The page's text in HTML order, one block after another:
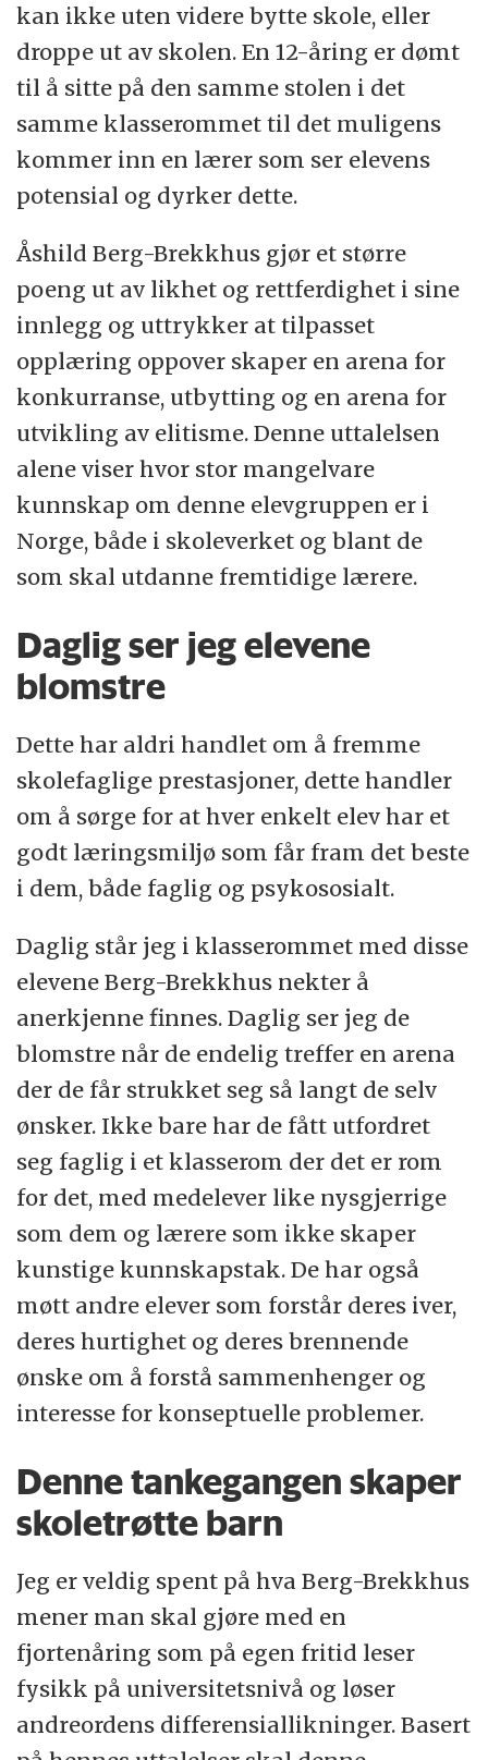
kan ikke uten videre bytte skole, eller
droppe ut av skolen. En 12-åring er dømt
til å sitte på den samme stolen i det
samme klasserommet til det muligens
kommer inn en lærer som ser elevens
potensial og dyrker dette.
Åshild Berg-Brekkhus gjør et større
poeng ut av likhet og rettferdighet i sine
innlegg og uttrykker at tilpasset
opplæring oppover skaper en arena for
konkurranse, utbytting og en arena for
utvikling av elitisme. Denne uttalelsen
alene viser hvor stor mangelvare
kunnskap om denne elevgruppen er i
Norge, både i skoleverket og blant de
som skal utdanne fremtidige lærere.
Daglig ser jeg elevene
blomstre
Dette har aldri handlet om å fremme
skolefaglige prestasjoner, dette handler
om å sørge for at hver enkelt elev har et
godt læringsmiljø som får fram det beste
i dem, både faglig og psykososialt.
Daglig står jeg i klasserommet med disse
elevene Berg-Brekkhus nekter å
anerkjenne finnes. Daglig ser jeg de
blomstre når de endelig treffer en arena
der de får strukket seg så langt de selv
ønsker. Ikke bare har de fått utfordret
seg faglig i et klasserom der det er rom
for det, med medelever like nysgjerrige
som dem og lærere som ikke skaper
kunstige kunnskapstak. De har også
møtt andre elever som forstår deres iver,
deres hurtighet og deres brennende
ønske om å forstå sammenhenger og
interesse for konseptuelle problemer.
Denne tankegangen skaper
skoletrøtte barn
Jeg er veldig spent på hva Berg-Brekkhus
mener man skal gjøre med en
fjortenåring som på egen fritid leser
fysikk på universitetsnivå og løser
andreordens differensiallikninger. Basert